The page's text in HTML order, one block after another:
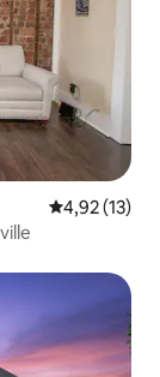
Note
4,92 (13)